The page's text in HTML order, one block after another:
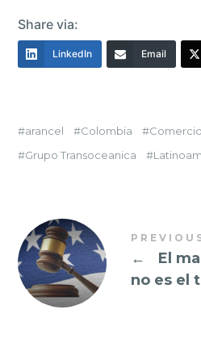
Share via:
LinkedIn Email
arancel Colombia
Grupo Transoceanica
←
El
no es el